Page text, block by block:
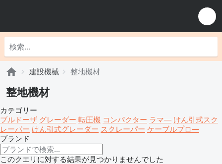
建設機械 整地機材
整地機材
カテゴリー
ブルドーザ グレーダー 転圧機 コンパクター ラマ― けん引式スク
レーパー けん引式グレーダー スクレーパー ケーブルプロ―
ブランド
このクエリに対する結果が見つかりませんでした